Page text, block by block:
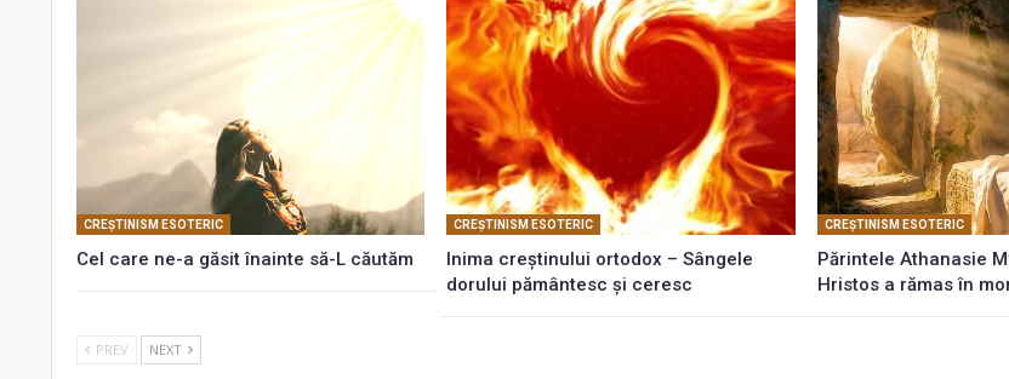
CREŞTINISM ESOTERIC
Cel care ne-a găsit înainte să-L căutăm
CREŞTINISM ESOTERIC
Inima creștinului ortodox – Sângele
dorului pământesc și ceresc
CREŞTINISM ESOTERIC
Părintele Athanasie
Hristos a rămas în
PREV NEXT